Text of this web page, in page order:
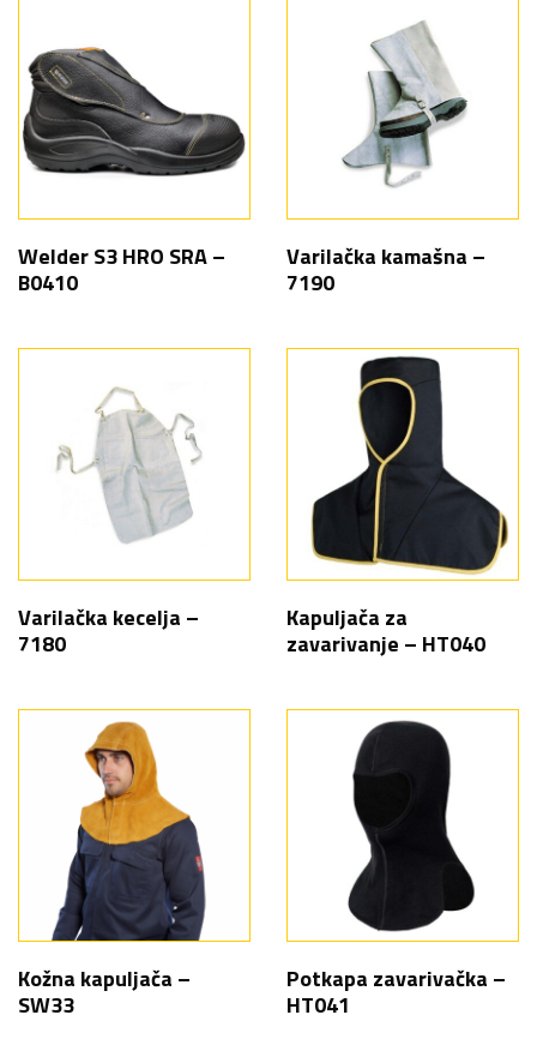
Welder S3 HRO SRA –
B0410
Varilačka kamašna –
7190
Varilačka kecelja –
7180
Kapuljača za
zavarivanje – HT040
Kožna kapuljača –
SW33
Potkapa zavarivačka –
HT041